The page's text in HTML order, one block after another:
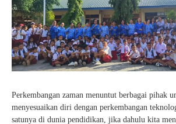
Perkembangan zaman menuntut berbagai pihak
menyesuaikan diri dengan perkembangan
satunya di dunia pendidikan, jika dahulu kita